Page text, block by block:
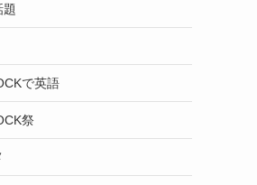
で英語
祭